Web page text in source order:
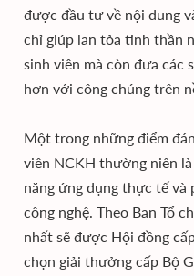
được đầu tư về nội dung
chỉ giúp lan tỏa tinh thần
sinh viên mà còn đưa các
hơn với công chúng trên
Một trong những điểm
viên NCKH thường niên
năng ứng dụng thực tế và
công nghệ. Theo Ban Tổ
nhất sẽ được Hội đồng
chọn giải thưởng cấp Bộ